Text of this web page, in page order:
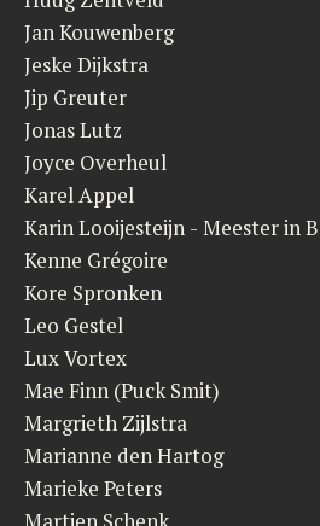
Jan Kouwenberg
Jeske Dijkstra
Jip Greuter
Jonas Lutz
Joyce Overheul
Karel Appel
Karin Looijesteijn - Meester in
Kenne Grégoire
Kore Spronken
Leo Gestel
Lux Vortex
Mae Finn (Puck Smit)
Margrieth Zijlstra
Marianne den Hartog
Marieke Peters
Martien Schenk